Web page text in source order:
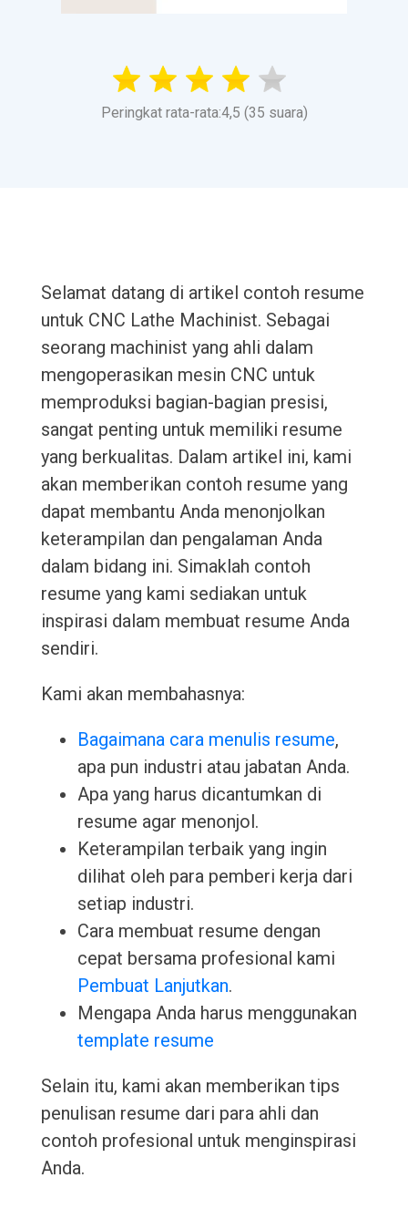
Peringkat rata-rata:4,5 (35 suara)
Selamat datang di artikel contoh resume
untuk CNC Lathe Machinist. Sebagai
seorang machinist yang ahli dalam
mengoperasikan mesin CNC untuk
memproduksi bagian-bagian presisi,
sangat penting untuk memiliki resume
yang berkualitas. Dalam artikel ini, kami
akan memberikan contoh resume yang
dapat membantu Anda menonjolkan
keterampilan dan pengalaman Anda
dalam bidang ini. Simaklah contoh
resume yang kami sediakan untuk
inspirasi dalam membuat resume Anda
sendiri.
Kami akan membahasnya:
Bagaimana cara menulis resume,
apa pun industri atau jabatan Anda.
Apa yang harus dicantumkan di
resume agar menonjol.
Keterampilan terbaik yang ingin
dilihat oleh para pemberi kerja dari
setiap industri.
Cara membuat resume dengan
cepat bersama profesional kami
Pembuat Lanjutkan.
Mengapa Anda harus menggunakan
template resume
Selain itu, kami akan memberikan tips
penulisan resume dari para ahli dan
contoh profesional untuk menginspirasi
Anda.